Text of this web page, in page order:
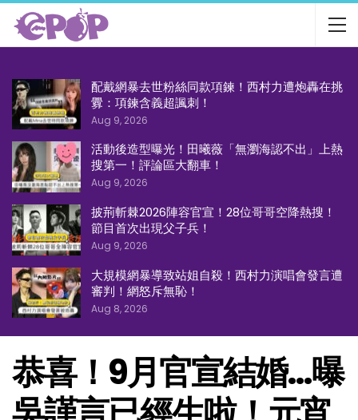
配戴網暴去世粉絲同款項鍊！西村力遭炮轟在挑
釁：項鍊含義超諷刺！
Aug 9, 2026
活動後造型曝光！田曦薇「無瀏海認不出」上熱
搜第一！評論區大翻車！
Aug 9, 2026
披荊斬棘2026陣容官宣！28位哥哥空降熱搜！
節目首次出現父子兵！
Aug 9, 2026
大規模網暴導致站姐自殺！西村力演唱會發言遭
審判！網怒斥無恥！
Aug 8, 2026
恭喜！9月官宣結婚…曝